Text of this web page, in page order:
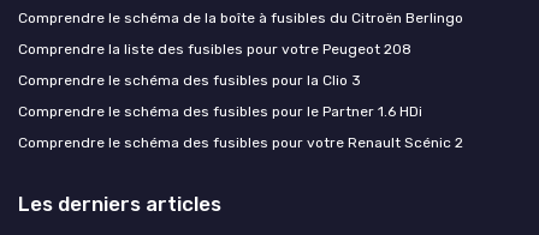
Comprendre le schéma de la boîte à fusibles du Citroën Berlingo
Comprendre la liste des fusibles pour votre Peugeot 208
Comprendre le schéma des fusibles pour la Clio 3
Comprendre le schéma des fusibles pour le Partner 1.6 HDi
Comprendre le schéma des fusibles pour votre Renault Scénic 2
Les derniers articles